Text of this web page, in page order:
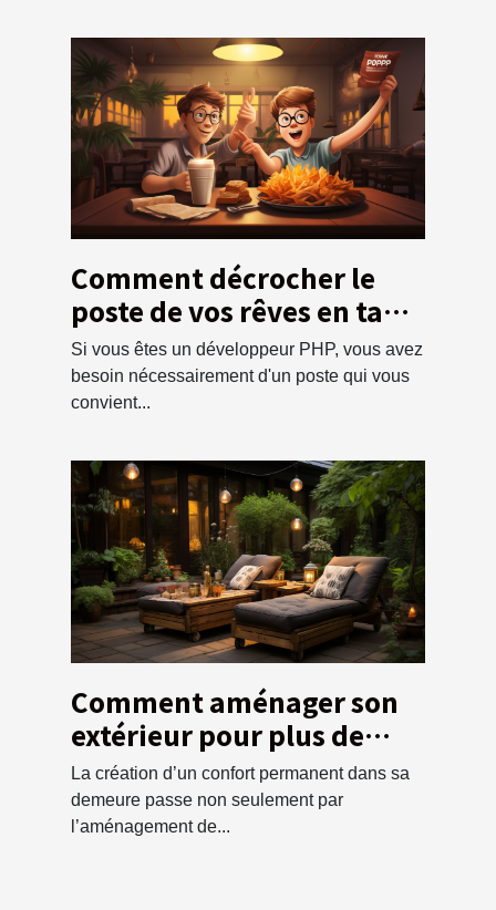
Comment décrocher le
poste de vos rêves en tant
que développeur PHP ?
Si vous êtes un développeur PHP, vous avez
besoin nécessairement d'un poste qui vous
convient...
Comment aménager son
extérieur pour plus de
confort
La création d’un confort permanent dans sa
demeure passe non seulement par
l’aménagement de...